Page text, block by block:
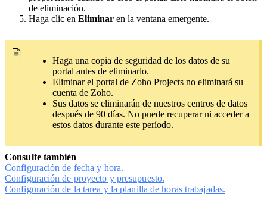
de eliminación.
Haga clic en Eliminar en la ventana emergente.
Haga una copia de seguridad de los datos de su
portal antes de eliminarlo.
Eliminar el portal de Zoho Projects no eliminará su
cuenta de Zoho.
Sus datos se eliminarán de nuestros centros de datos
después de 90 días. No puede recuperar ni acceder a
estos datos durante este período.
Consulte también
Configuración de fecha y hora.
Configuración de proyecto y presupuesto.
Configuración de la tarea y la planilla de horas trabajadas.